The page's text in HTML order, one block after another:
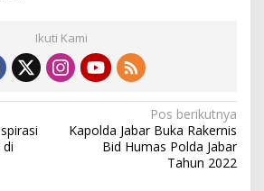
Ikuti Kami
Pos berikutnya
Kapolda Jabar Buka Rakernis
Bid Humas Polda Jabar
Tahun 2022